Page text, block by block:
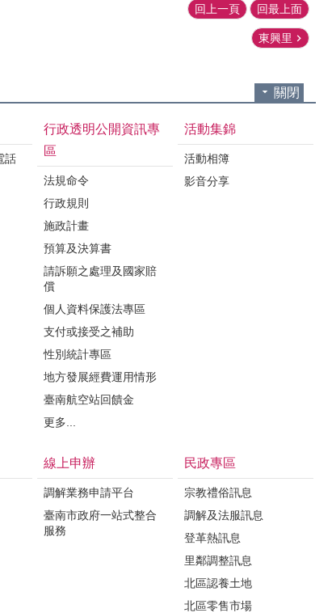
回上一頁 回最上面
東興里
關閉
話
行政透明公開資訊專
區
法規命令
行政規則
施政計畫
預算及決算書
請訴願之處理及國家賠
償
個人資料保護法專區
支付或接受之補助
性別統計專區
地方發展經費運用情形
臺南航空站回饋金
更多...
活動集錦
活動相簿
影音分享
線上申辦
調解業務申請平台
臺南市政府一站式整合
服務
民政專區
宗教禮俗訊息
調解及法服訊息
登革熱訊息
里鄰調整訊息
北區認養土地
北區零售市場